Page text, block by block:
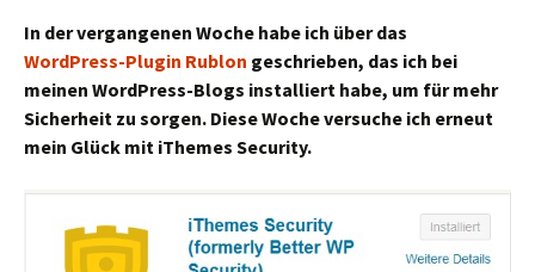
In der vergangenen Woche habe ich über das
WordPress-Plugin Rublon geschrieben, das ich bei
meinen WordPress-Blogs installiert habe, um für mehr
Sicherheit zu sorgen. Diese Woche versuche ich erneut
mein Glück mit iThemes Security.